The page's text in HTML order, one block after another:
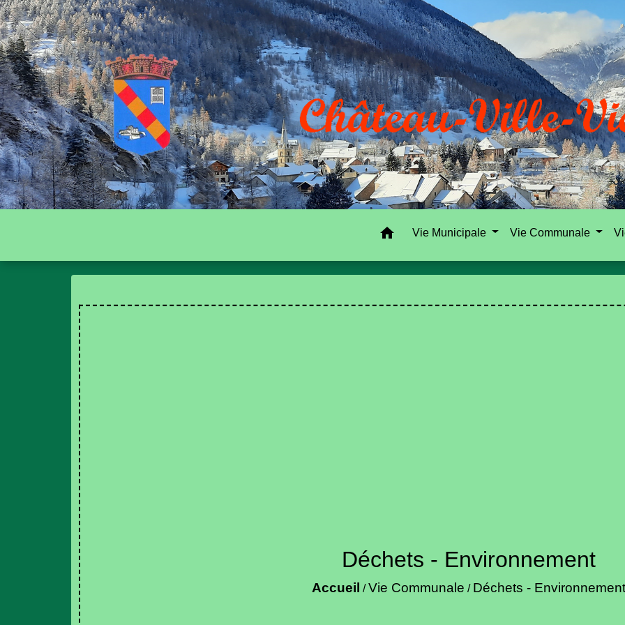
home Vie Municipale Vie Communale
Déchets - Environnement
Accueil /Vie Communale / Déchets - Environnement